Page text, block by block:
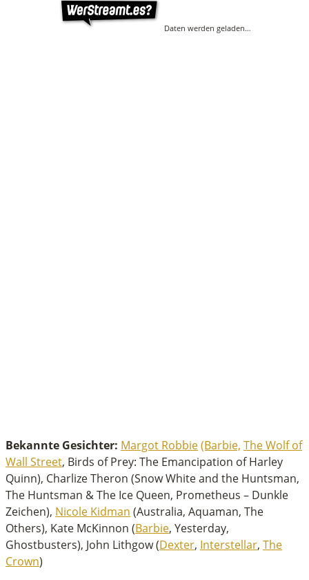
Daten werden geladen…
Bekannte Gesichter: Margot Robbie(Barbie, The Wolf of
Wall Street, Birds of Prey: The Emancipation of Harley
Quinn), Charlize Theron (Snow White and the Huntsman,
The Huntsman & The Ice Queen, Prometheus – Dunkle
Zeichen), Nicole Kidman (Australia, Aquaman, The
Others), Kate McKinnon (Barbie, Yesterday,
Ghostbusters), John Lithgow (Dexter, Interstellar, The
Crown)